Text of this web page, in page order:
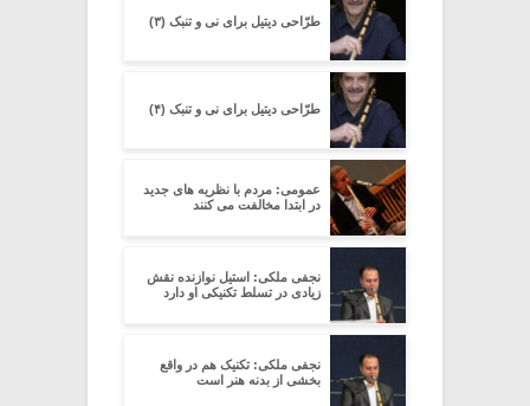
طرّاحی دیتیل برای نی و تنبک (۳)
طرّاحی دیتیل برای نی و تنبک (۴)
عمومی: مردم با نظریه های جدید
در ابتدا مخالفت می کنند
نجفی ملکی: استیل نوازنده نقش
زیادی در تسلط تکنیکی او دارد
نجفی ملکی: تکنیک هم در واقع
بخشی از بدنه هنر است